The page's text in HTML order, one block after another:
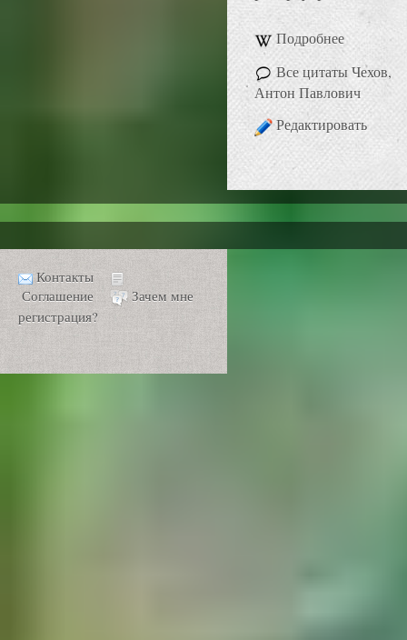
Подробнее
Все цитаты Чехов,
Антон Павлович
Редактировать
Контакты
Соглашение
Зачем мне
регистрация?